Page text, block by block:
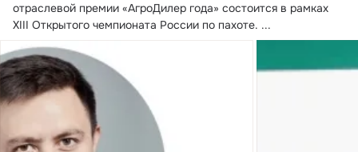
отраслевой премии «АгроДилер года» состоится в рамках
XIII Открытого чемпионата России по пахоте. ...